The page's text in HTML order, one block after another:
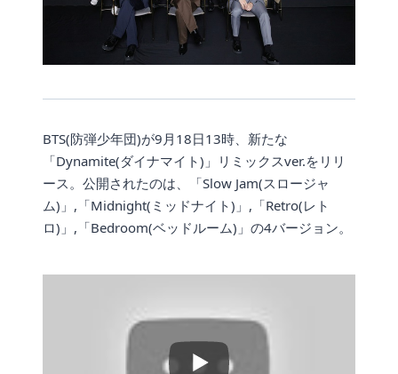
BTS(防弾少年団)が9月18日13時、新たな
「Dynamite(ダイナマイト)」リミックスver.をリリ
ース。公開されたのは、「Slow Jam(スロージャ
ム)」,「Midnight(ミッドナイト)」,「Retro(レト
ロ)」,「Bedroom(ベッドルーム)」の4バージョン。